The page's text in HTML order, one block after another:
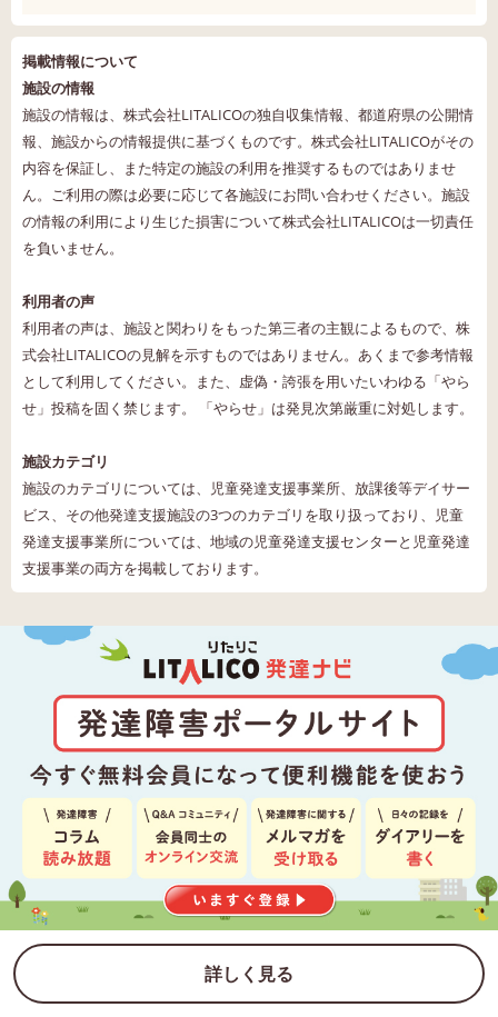
掲載情報について
施設の情報
施設の情報は、株式会社LITALICOの独自収集情報、都道府県の公開情
報、施設からの情報提供に基づくものです。株式会社LITALICOがその
内容を保証し、また特定の施設の利用を推奨するものではありませ
ん。ご利用の際は必要に応じて各施設にお問い合わせください。施設
の情報の利用により生じた損害について株式会社LITALICOは一切責任
を負いません。
利用者の声
利用者の声は、施設と関わりをもった第三者の主観によるもので、株
式会社LITALICOの見解を示すものではありません。あくまで参考情報
として利用してください。また、虚偽・誇張を用いたいわゆる「やら
せ」投稿を固く禁じます。 「やらせ」は発見次第厳重に対処します。
施設カテゴリ
施設のカテゴリについては、児童発達支援事業所、放課後等デイサー
ビス、その他発達支援施設の3つのカテゴリを取り扱っており、児童
発達支援事業所については、地域の児童発達支援センターと児童発達
支援事業の両方を掲載しております。
詳しく見る